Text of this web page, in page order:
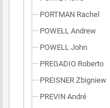
PORTMAN Rachel
POWELL Andrew
POWELL John
PREGADIO Roberto
PREISNER Zbigniew
PREVIN André